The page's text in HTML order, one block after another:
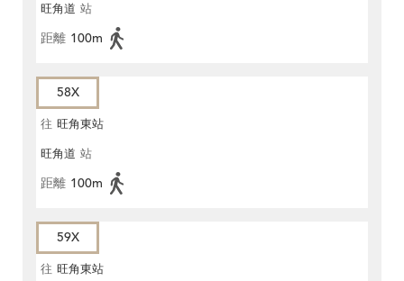
旺角道 站
距離 100m
58X
往 旺角東站
旺角道 站
距離 100m
59X
往 旺角東站